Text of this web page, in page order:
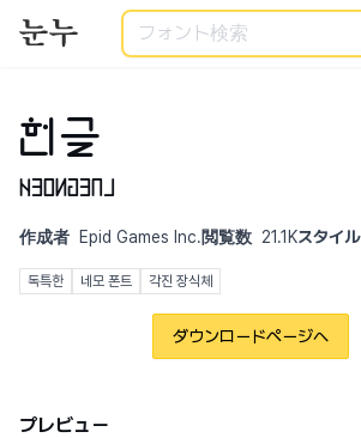
検索
헌글
Heongeul
作成者 Epid Games Inc.閲覧数 21.1Kスタイル
독특한 네모 폰트 각진 장식체
ダウンロードページへ
プレビュー